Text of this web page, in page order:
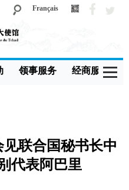
Français
领事服务 经商服务
联合国秘书长中
代表阿巴里